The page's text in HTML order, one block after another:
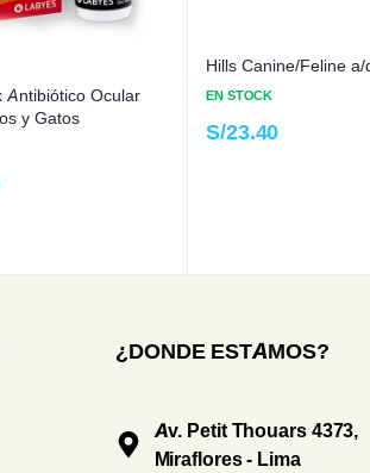
Antibiótico Ocular
y Gatos
Hills Canine/Feline a/
EN STOCK
S/23.40
¿DONDE ESTAMOS?
Av. Petit Thouars 4373,
Miraflores - Lima